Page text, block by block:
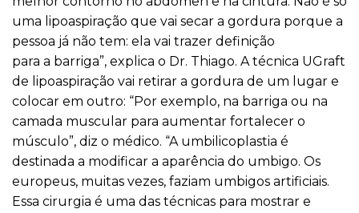
uma lipoaspiração que vai secar a gordura porque a
pessoa já não tem: ela vai trazer definição
para a barriga”, explica o Dr. Thiago. A técnica UGraft
de lipoaspiração vai retirar a gordura de um lugar e
colocar em outro: “Por exemplo, na barriga ou na
camada muscular para aumentar fortalecer o
músculo”, diz o médico. “A umbilicoplastia é
destinada a modificar a aparência do umbigo. Os
europeus, muitas vezes, faziam umbigos artificiais.
Essa cirurgia é uma das técnicas para mostrar e